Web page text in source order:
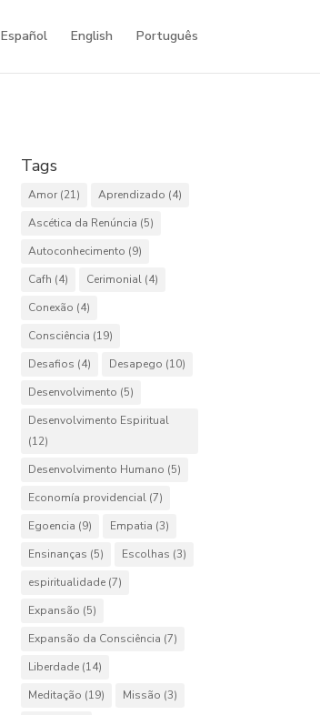
Español English Português
Tags
Amor (21) Aprendizado (4)
Ascética da Renúncia (5)
Autoconhecimento (9)
Cafh (4) Cerimonial (4)
Conexão (4)
Consciência (19)
Desafios (4) Desapego (10)
Desenvolvimento (5)
Desenvolvimento Espiritual
(12)
Desenvolvimento Humano (5)
Economía providencial (7)
Egoencia (9) Empatia (3)
Ensinanças (5) Escolhas (3)
espiritualidade (7)
Expansão (5)
Expansão da Consciência (7)
Liberdade (14)
Meditação (19) Missão (3)